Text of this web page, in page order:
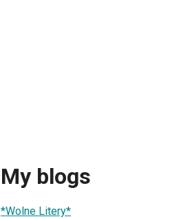
My blogs
*Wolne Litery*